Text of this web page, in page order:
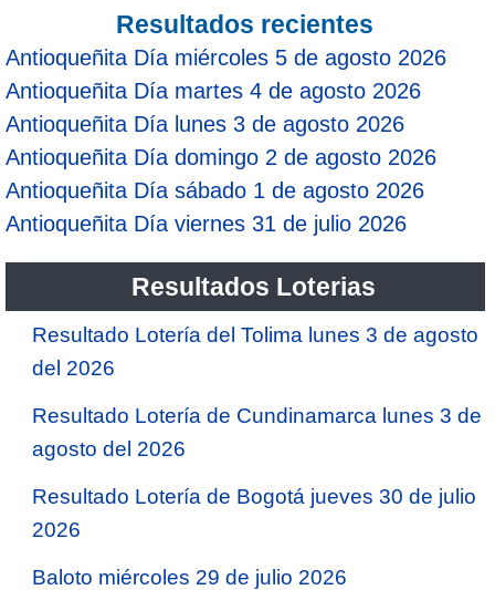
Resultados recientes
Antioqueñita Día miércoles 5 de agosto 2026
Antioqueñita Día martes 4 de agosto 2026
Antioqueñita Día lunes 3 de agosto 2026
Antioqueñita Día domingo 2 de agosto 2026
Antioqueñita Día sábado 1 de agosto 2026
Antioqueñita Día viernes 31 de julio 2026
Resultados Loterias
Resultado Lotería del Tolima lunes 3 de agosto
del 2026
Resultado Lotería de Cundinamarca lunes 3 de
agosto del 2026
Resultado Lotería de Bogotá jueves 30 de julio
2026
Baloto miércoles 29 de julio 2026